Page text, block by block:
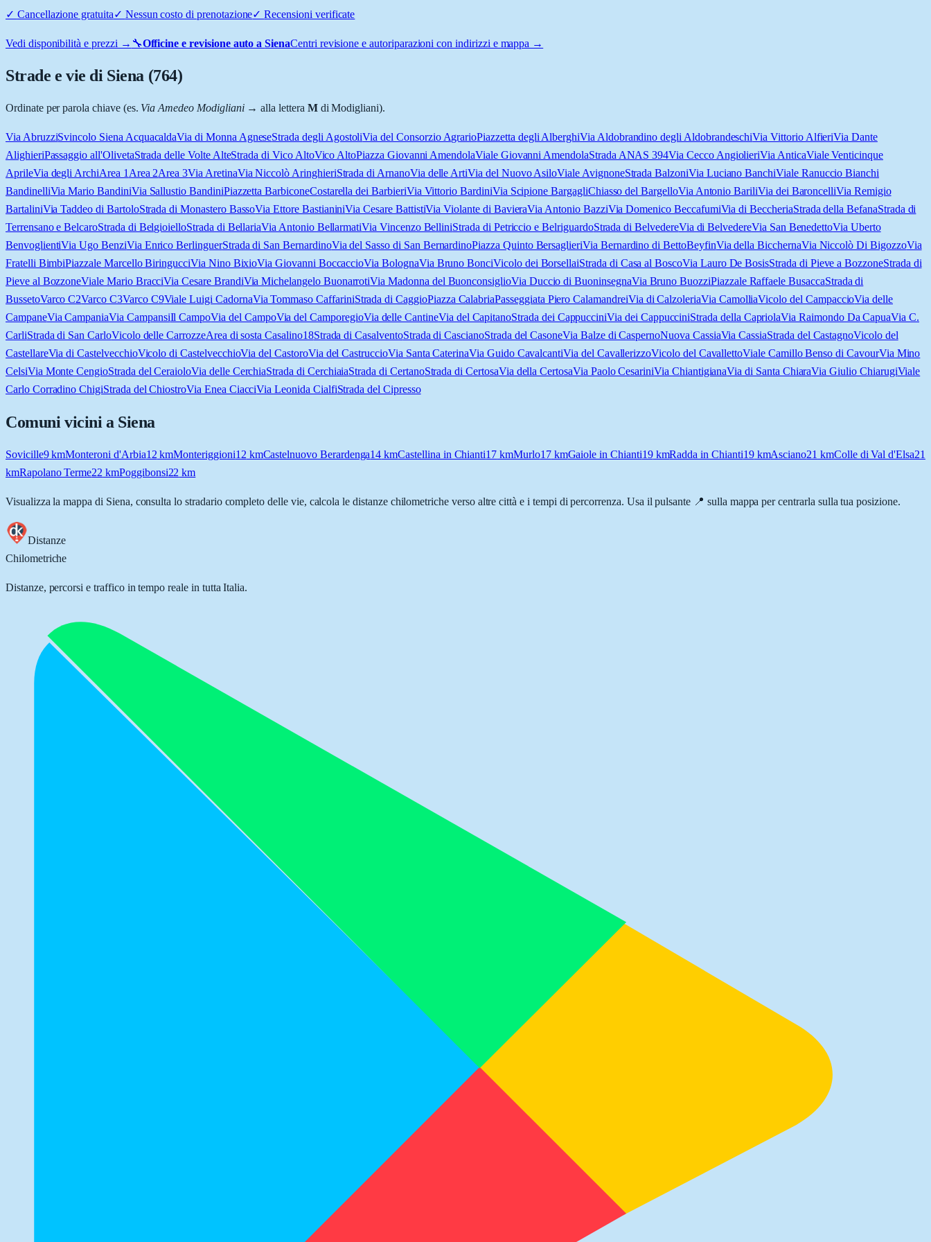
✓ Cancellazione gratuita✓ Nessun costo di prenotazione✓Recensioni verificate
Vedi disponibilità e prezzi → 🔧Officine e revisione auto aSienaCentri revisione e autoriparazioni con indirizzi e mappa →
Strade e vie di Siena (764)
Ordinate per parola chiave (es. Via Amedeo Modigliani→ alla lettera Mdi Modigliani).
Via AbruzziSvincolo Siena AcquacaldaVia di Monna AgneseStrada degli AgostoliVia del Consorzio AgrarioPiazzetta degli AlberghiVia Aldobrandino degli AldobrandeschiVia Vittorio AlfieriVia Dante
AlighieriPassaggio all'OlivetaStrada delle Volte AlteStrada di Vico AltoVico AltoPiazza Giovanni AmendolaViale Giovanni AmendolaStrada ANAS 394Via Cecco AngiolieriVia AnticaViale Venticinque
AprileVia degli ArchiArea 1 Area 2Area 3Via AretinaVia Niccolò AringhieriStrada di ArnanoVia delle ArtiVia del Nuovo AsiloViale AvignoneStrada BalzoniVia Luciano BanchiViale Ranuccio Bianchi
BandinelliVia Mario BandiniVia Sallustio BandiniPiazzetta BarbiconeCostarella dei BarbieriVia Vittorio BardiniVia Scipione BargagliChiasso del BargelloVia Antonio BariliVia dei BaroncelliVia Remigio
BartaliniVia Taddeo di BartoloStrada di Monastero BassoVia Ettore BastianiniVia Cesare BattistiVia Violante di BavieraVia Antonio BazziVia Domenico BeccafumiVia di BeccheriaStrada della BefanaStrada di
Terrensano e BelcaroStrada di BelgioielloStrada di BellariaVia Antonio BellarmatiVia Vincenzo BelliniStrada di Petriccio e BelriguardoStrada di BelvedereVia di BelvedereVia San BenedettoVia Uberto
BenvoglientiVia Ugo BenziVia Enrico BerlinguerStrada di San BernardinoVia del Sasso di San BernardinoPiazza Quinto BersaglieriVia Bernardino di BettoBeyfinVia della BicchernaVia Niccolò Di BigozzoVia
Fratelli BimbiPiazzale Marcello BiringucciVia Nino BixioVia Giovanni BoccaccioVia BolognaVia Bruno BonciVicolo dei BorsellaiStrada di Casa al BoscoVia Lauro De BosisStrada di Pieve a BozzoneStrada di
Pieve al BozzoneViale Mario BracciVia Cesare BrandiVia Michelangelo BuonarrotiVia Madonna del BuonconsiglioVia Duccio di BuoninsegnaVia Bruno BuozziPiazzale Raffaele BusaccaStrada di
BussetoVarco C2Varco C3Varco C9Viale Luigi CadornaVia Tommaso CaffariniStrada di CaggioPiazza CalabriaPasseggiata Piero CalamandreiVia di CalzoleriaVia CamolliaVicolo del CampaccioVia delle
CampaneVia CampaniaVia CampansiIl CampoVia del CampoVia del CamporegioVia delle CantineVia del CapitanoStrada dei CappucciniVia dei CappucciniStrada della CapriolaVia Raimondo Da CapuaVia C.
CarliStrada di San CarloVicolo delle CarrozzeArea di sosta Casalino18Strada di CasalventoStrada di CascianoStrada del CasoneVia Balze di CaspernoNuova CassiaVia CassiaStrada del CastagnoVicolo del
CastellareVia di CastelvecchioVicolo di CastelvecchioVia del CastoroVia del CastruccioVia Santa CaterinaVia Guido CavalcantiVia del CavallerizzoVicolo del CavallettoViale Camillo Benso di CavourVia Mino
CelsiVia Monte CengioStrada del CeraioloVia delle CerchiaStrada di CerchiaiaStrada di CertanoStrada di CertosaVia della CertosaVia Paolo CesariniVia ChiantigianaVia di Santa ChiaraVia Giulio ChiarugiViale
Carlo Corradino ChigiStrada del ChiostroVia Enea CiacciVia Leonida CialfiStrada del Cipresso
Comuni vicini a Siena
Sovicille9kmMonteroni d'Arbia12 kmMonteriggioni12 kmCastelnuovo Berardenga14 kmCastellina in Chianti17 kmMurlo17kmGaiole in Chianti19kmRadda in Chianti19kmAsciano21 kmColle di Val d'Elsa21
kmRapolano Terme22 kmPoggibonsi22 km
Visualizza la mappa di Siena, consulta lo stradario completo delle vie, calcola le distanze chilometriche verso altre città e i tempi di percorrenza. Usa il pulsante 📍 sulla mappa per centrarla sulla tua posizione.
Distanze
Chilometriche
Distanze, percorsi e traffico in tempo reale in tutta Italia.